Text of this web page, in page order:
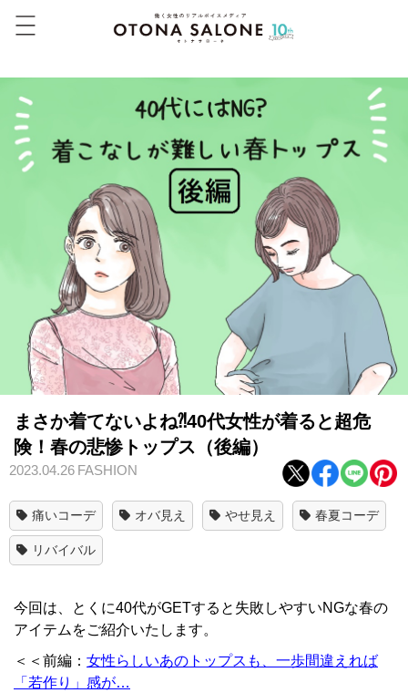
まさか着てないよね⁈40代女性が着ると超危
険！春の悲惨トップス（後編）
2023.04.26 FASHION
痛いコーデ オバ見え やせ見え 春夏コーデ
リバイバル
今回は、とくに40代がGETすると失敗しやすいNGな春の
アイテムをご紹介いたします。
＜＜前編： 女性らしいあのトップスも、一歩間違えれば
「若作り」感が…